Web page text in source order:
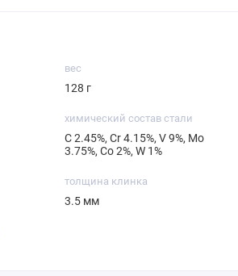
вес
128 г
химический состав стали
С 2.45%, Cr 4.15%, V 9%, Mo
3.75%, Со 2%, W 1%
толщина клинка
3.5 мм